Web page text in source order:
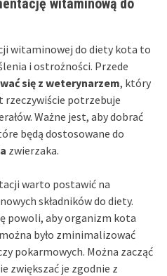
witaminowej do diety kota to
i ostrożności. Przede
się z weterynarzem, który
rzeczywiście potrzebuje
Ważne jest, aby dobrać
będą dostosowane do
zwierzaka.
warto postawić na
nowych składników do diety.
powoli, aby organizm kota
było zminimalizować
pokarmowych. Można zacząć
zwiększać je zgodnie z